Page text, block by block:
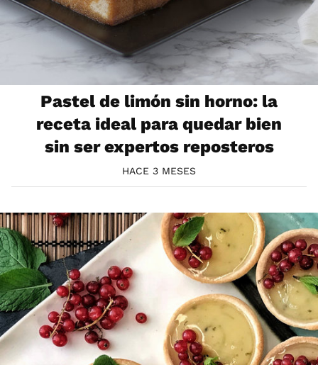
Pastel de limón sin horno: la
receta ideal para quedar bien
sin ser expertos reposteros
HACE 3 MESES